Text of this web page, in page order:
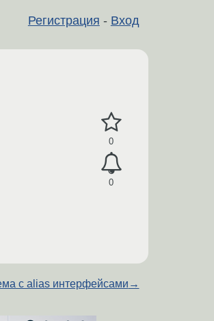
Регистрация - Вход
0
0
с alias интерфейсами →